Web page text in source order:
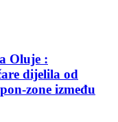
Oluje :
dijelila od
zone između